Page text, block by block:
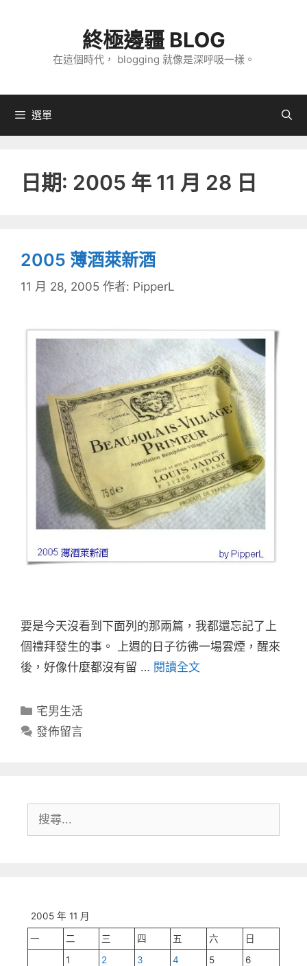
內
終極邊疆 BLOG
在這個時代， blogging 就像是深呼吸一樣。
選單
日期: 2005 年 11 月 28 日
2005 薄酒萊新酒
11 月 28, 2005 作者: PipperL
要是今天沒看到下面列的那兩篇，我都還忘記了上
個禮拜發生的事。 上週的日子彷彿一場雲煙，醒來
後，好像什麼都沒有留 … 閱讀全文
分
類
宅男生活
發佈留言
尋:
2005 年 11 月
一 二 三 四 五 六
日
1
2 3 4 5
6